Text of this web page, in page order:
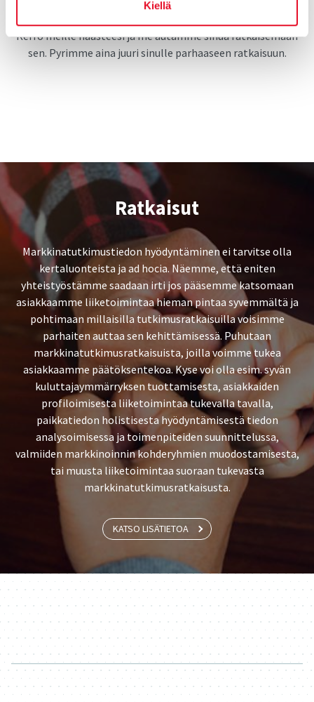
Kiellä
Kerro meille haasteesi ja me autamme sinua ratkaisemaan
sen. Pyrimme aina juuri sinulle parhaaseen ratkaisuun.
Rat­kai­sut
Markkinatutkimustiedon hyödyntäminen ei tarvitse olla
kertaluonteista ja ad hocia. Näemme, että eniten
yhteistyöstämme saadaan irti jos pääsemme katsomaan
asiakkaamme liiketoimintaa hieman pintaa syvemmältä ja
pohtimaan millaisilla tutkimusratkaisuilla voisimme
parhaiten auttaa sen kehittämisessä. Puhutaan
markkinatutkimusratkaisuista, joilla voimme tukea
asiakkaamme päätöksentekoa. Kyse voi olla esim. syvän
kuluttajaymmärryksen tuottamisesta, asiakkaiden
profiloimisesta liiketoimintaa tukevalla tavalla,
paikkatiedon holistisesta hyödyntämisestä tiedon
analysoimisessa ja toimenpiteiden suunnittelussa,
valmiiden markkinoinnin kohderyhmien muodostamisesta,
tai muusta liiketoimintaa suoraan tukevasta
markkinatutkimusratkaisusta.
KATSO LISÄTIETOA